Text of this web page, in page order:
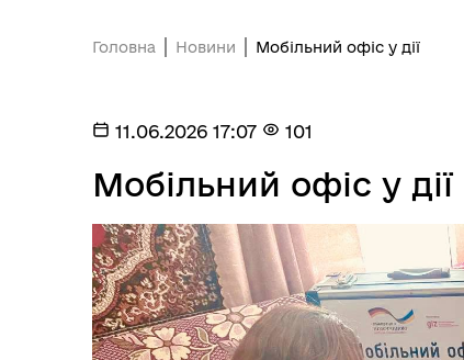
Головна Новини Мобільний офіс у дії
11.06.2026 17:07 101
Мобільний офіс у дії